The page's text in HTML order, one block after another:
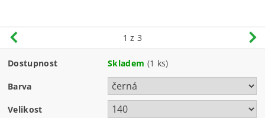
1 z 3
Dostupnost Skladem (1 ks)
Barva
Velikost